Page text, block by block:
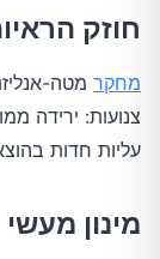
חוזק
מחקר
עליות חדות בהוצאה
מינון מעשי